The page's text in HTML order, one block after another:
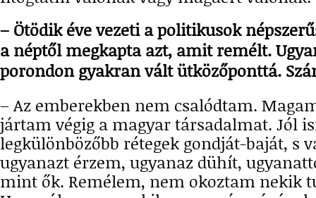
– Ötödik éve vezeti a politikusok
a néptől megkapta azt, amit remélt.
porondon gyakran vált ütközőponttá.
– Az emberekben nem csalódtam.
jártam végig a magyar társadalmat. Jól
legkülönbözőbb rétegek gondját-baját, s
ugyanazt érzem, ugyanaz dühít,
mint ők. Remélem, nem okoztam nekik